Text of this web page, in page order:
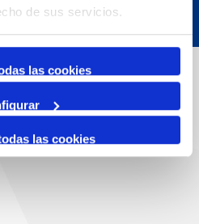
de sus servicios.
las cookies
las cookies